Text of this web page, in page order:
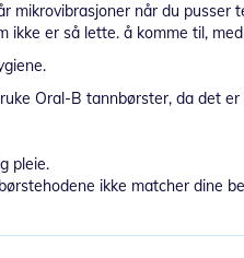
mikrovibrasjoner når du
ikke er så lette. å komme til,
Oral-B tannbørster, da det
pleie.
ikke matcher dine